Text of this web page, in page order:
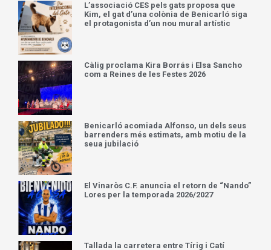
L’associació CES pels gats proposa que
Kim, el gat d’una colònia de Benicarló siga
el protagonista d’un nou mural artístic
Càlig proclama Kira Borrás i Elsa Sancho
com a Reines de les Festes 2026
Benicarló acomiada Alfonso, un dels seus
barrenders més estimats, amb motiu de la
seua jubilació
El Vinaròs C.F. anuncia el retorn de “Nando”
Lores per la temporada 2026/2027
Tallada la carretera entre Tírig i Catí